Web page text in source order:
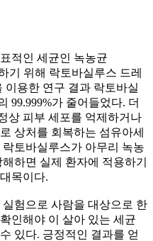
적인 세균인 녹농균
기 위해 락토바실루스 드레
이용한 연구 결과 락토바실
99.999%가 줄어들었다. 더
상 피부 세포를 억제하거나
상처를 회복하는 섬유아세
토바실루스가 아무리 녹농
하면 실제 환자에 적용하기
목이다.
험으로 사람을 대상으로 한
인해야 이 살아 있는 세균
있다. 긍정적인 결과를 얻